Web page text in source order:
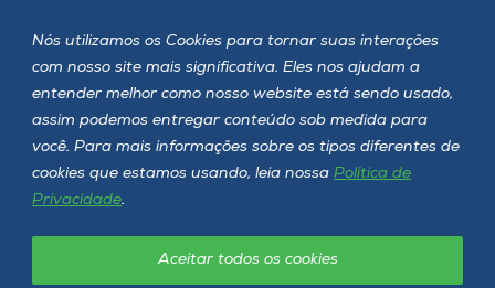
Nós utilizamos os Cookies para tornar suas interações
com nosso site mais significativa. Eles nos ajudam a
entender melhor como nosso website está sendo usado,
assim podemos entregar conteúdo sob medida para
você. Para mais informações sobre os tipos diferentes de
cookies que estamos usando, leia nossa Política de
Privacidade.
Aceitar todos os cookies
Siga a Unoesc
Política de privacidade LGPD